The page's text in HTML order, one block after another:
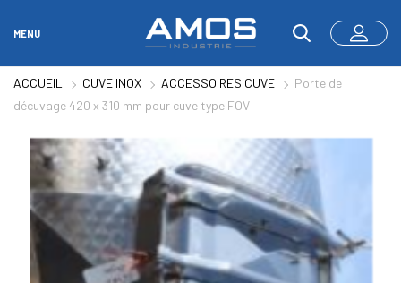
MENU
ACCUEIL CUVE INOX ACCESSOIRES CUVE
Porte de
décuvage 420 x 310 mm pour cuve type FOV